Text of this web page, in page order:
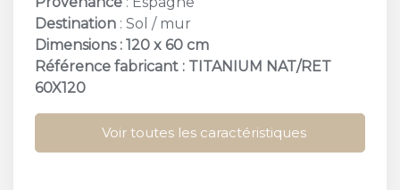
Destination : Sol / mur
Dimensions : 120 x 60 cm
Référence fabricant : TITANIUM NAT/RET
60X120
Voir toutes les caractéristiques